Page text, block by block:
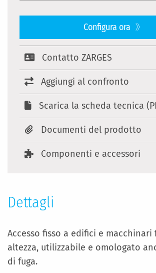
Configura ora
Contatto ZARGES
Aggiungi al confronto
Scarica la scheda tecnica
Documenti del prodotto
Componenti e accessori
Dettagli
Accesso fisso a edifici e macchinari
altezza, utilizzabile e omologato
di fuga.